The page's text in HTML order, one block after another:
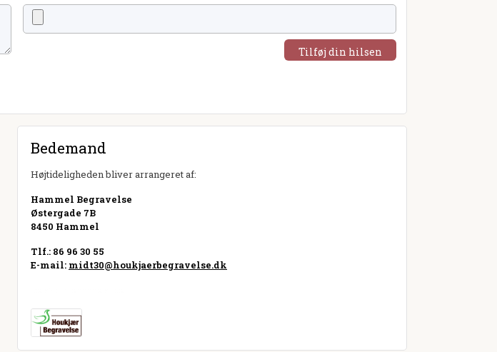
Tilføj din hilsen
Bedemand
Højtideligheden bliver arrangeret af:
Hammel Begravelse
Østergade 7B
8450 Hammel
Tlf.: 86 96 30 55
E-mail: midt30@houkjaerbegravelse.dk